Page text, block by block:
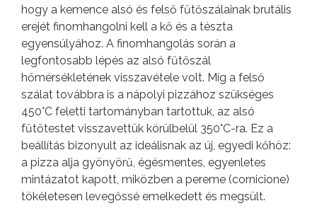
hogy a kemence alsó és felső fűtőszálainak brutális
erejét finomhangolni kell a kő és a tészta
egyensúlyához. A finomhangolás során a
legfontosabb lépés az alsó fűtőszál
hőmérsékletének visszavétele volt. Míg a felső
szálat továbbra is a nápolyi pizzához szükséges
450°C feletti tartományban tartottuk, az alsó
fűtőtestet visszavettük körülbelül 350°C-ra. Ez a
beállítás bizonyult az ideálisnak az új, egyedi kőhöz:
a pizza alja gyönyörű, égésmentes, egyenletes
mintázatot kapott, miközben a pereme (cornicione)
tökéletesen levegőssé emelkedett és megsült.